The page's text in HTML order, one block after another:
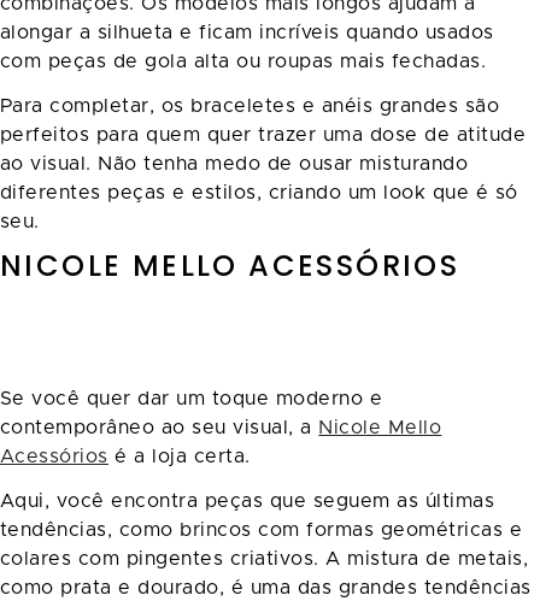
combinações. Os modelos mais longos ajudam a
alongar a silhueta e ficam incríveis quando usados
com peças de gola alta ou roupas mais fechadas.
Para completar, os braceletes e anéis grandes são
perfeitos para quem quer trazer uma dose de atitude
ao visual. Não tenha medo de ousar misturando
diferentes peças e estilos, criando um look que é só
seu.
NICOLE MELLO ACESSÓRIOS
Se você quer dar um toque moderno e
contemporâneo ao seu visual, a Nicole Mello
Acessórios é a loja certa.
Aqui, você encontra peças que seguem as últimas
tendências, como brincos com formas geométricas e
colares com pingentes criativos. A mistura de metais,
como prata e dourado, é uma das grandes tendências